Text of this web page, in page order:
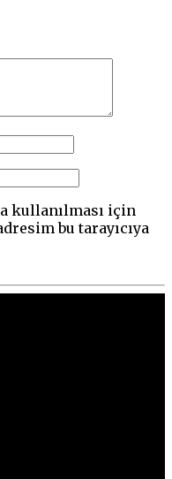
kullanılması için
bu tarayıcıya